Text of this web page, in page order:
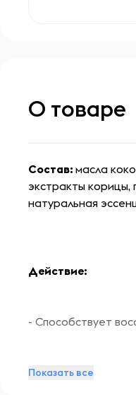
О товаре
Состав: масла
экстракты корицы,
натуральная
Действие:
- Способствует
- Устраняет
Показать все